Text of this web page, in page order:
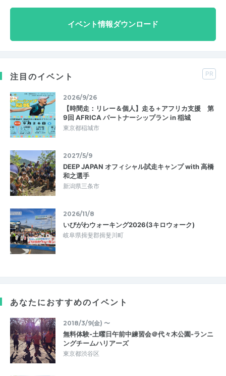
イベント情報ダウンロード
注目のイベント PR
2026/9/26
【時間走：リレー＆個人】走る＋アフリカ支援 第
9回 AFRICA パートナーシップラン in 稲城
東京都稲城市
2027/5/9
DEEP JAPAN オフィシャル試走キャンプ with 高橋
和之選手
新潟県三条市
2026/11/8
いびがわウォーキング2026(3キロウォーク)
岐阜県揖斐郡揖斐川町
あなたにおすすめのイベント
2018/3/9(金) 〜
無料体験-土曜日午前中練習会＠代々木公園-ランニ
ングチームハリアーズ
東京都渋谷区